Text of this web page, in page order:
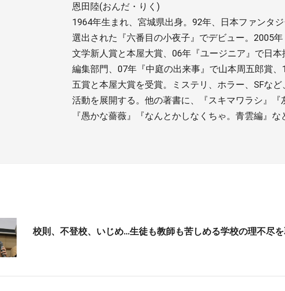
恩田陸(おんだ・りく)
1964年生まれ、宮城県出身。92年、日本ファンタ
選出された『六番目の小夜子』でデビュー。2005
文学新人賞と本屋大賞、06年『ユージニア』で日
編集部門、07年『中庭の出来事』で山本周五郎賞
五賞と本屋大賞を受賞。ミステリ、ホラー、SFな
活動を展開する。他の著書に、『スキマワラシ』
『愚かな薔薇』『なんとかしなくちゃ。青雲編』な
校則、不登校、いじめ…生徒も教師も苦しめる学校の理不尽